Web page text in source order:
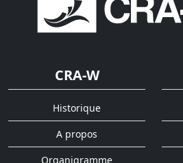
CRA-W
Historique
A propos
Organigramme